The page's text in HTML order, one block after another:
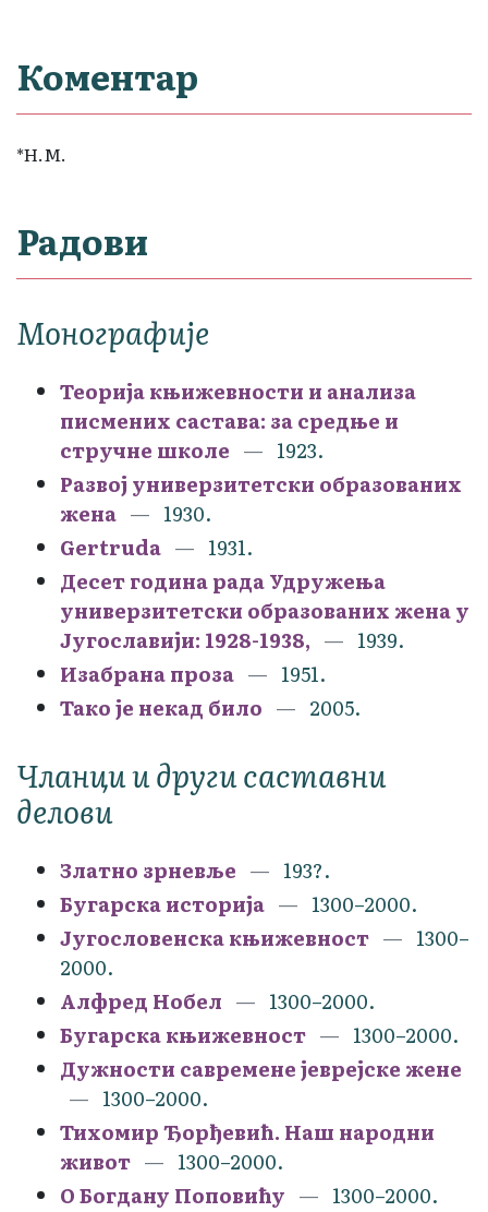
Коментар
*Н.М.
Радови
Монографије
Теорија књижевности и анализа
писмених састава: за средње и
стручне школе
1923.
Развој универзитетски образованих
жена
1930.
Gertruda
1931.
Десет година рада Удружења
универзитетски образованих жена у
Југославији: 1928-1938,
1939.
Изабрана проза
1951.
Тако је некад било
2005.
Чланци и други саставни
делови
Златно зрневље
193?.
Бугарска историја
1300–2000.
Југословенска књижевност
1300–
2000.
Алфред Нобел
1300–2000.
Бугарска књижевност
1300–2000.
Дужности савремене јеврејске жене
1300–2000.
Тихомир Ђорђевић. Наш народни
живот
1300–2000.
О Богдану Поповићу
1300–2000.